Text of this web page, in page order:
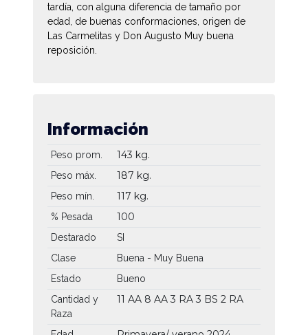
tardía, con alguna diferencia de tamaño por
edad, de buenas conformaciones, origen de
Las Carmelitas y Don Augusto Muy buena
reposición.
Información
Peso prom. 143 kg.
Peso máx. 187 kg.
Peso mín. 117 kg.
% Pesada 100
Destarado
SI
Clase
Buena - Muy Buena
Estado
Bueno
Cantidad y
Raza
11 AA 8 AA 3 RA 3 BS 2 RA